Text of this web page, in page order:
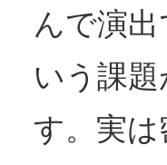
んで演
いう課
す。実